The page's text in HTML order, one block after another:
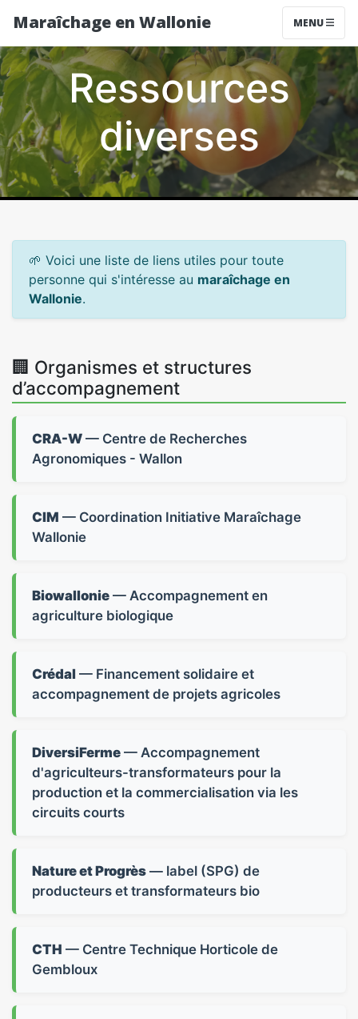
Maraîchage en Wallonie MENU
Ressources
diverses
🌱 Voici une liste de liens utiles pour toute
personne qui s'intéresse au maraîchage en
Wallonie.
🏢 Organismes et structures
d’accompagnement
CRA-W — Centre de Recherches
Agronomiques - Wallon
CIM — Coordination Initiative Maraîchage
Wallonie
Biowallonie — Accompagnement en
agriculture biologique
Crédal — Financement solidaire et
accompagnement de projets agricoles
DiversiFerme — Accompagnement
d'agriculteurs-transformateurs pour la
production et la commercialisation via les
circuits courts
Nature et Progrès — label (SPG) de
producteurs et transformateurs bio
CTH — Centre Technique Horticole de
Gembloux